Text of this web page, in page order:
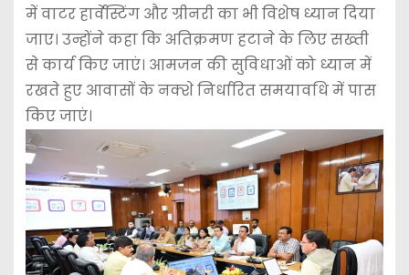
में वाटर हार्वेस्टिंग और ग्रीनरी का भी विशेष ध्यान दिया
जाए। उन्होंने कहा कि अतिक्रमण हटाने के लिए सख्ती
से कार्य किए जाएं। आमजन की सुविधाओं को ध्यान में
रखते हुए आवासों के नक्शे निर्धारित समयावधि में पास
किए जाएं।